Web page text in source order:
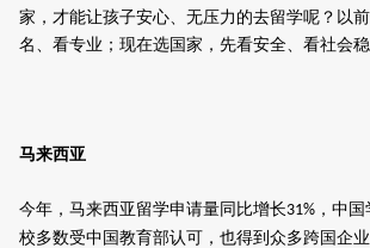
家，才能让孩子安心、无压力的去留学呢？以
名、看专业；现在选国家，先看安全、看社会稳
马来西亚
今年，马来西亚留学申请量同比增长31% ，中
校多数受中国教育部认可，也得到众多跨国企